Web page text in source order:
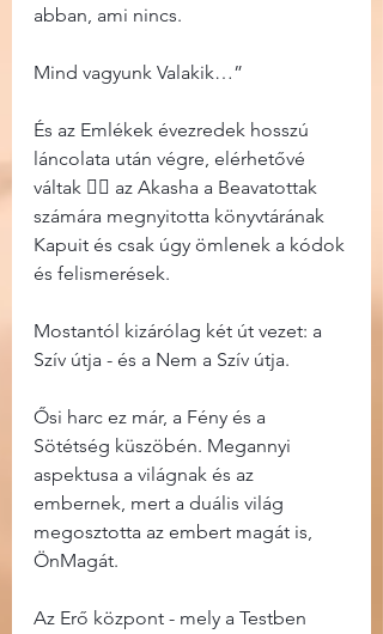
abban, ami nincs.
Mind vagyunk Valakik…”
És az Emlékek évezredek hosszú
láncolata után végre, elérhetővé
váltak 🧚‍♀️ az Akasha a Beavatottak
számára megnyitotta könyvtárának
Kapuit és csak úgy ömlenek a kódok
és felismerések.
Mostantól kizárólag két út vezet: a
Szív útja - és a Nem a Szív útja.
Ősi harc ez már, a Fény és a
Sötétség küszöbén. Megannyi
aspektusa a világnak és az
embernek, mert a duális világ
megosztotta az embert magát is,
ÖnMagát.
Az Erő központ - mely a Testben